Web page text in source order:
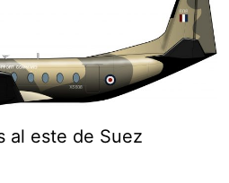
al este de Suez